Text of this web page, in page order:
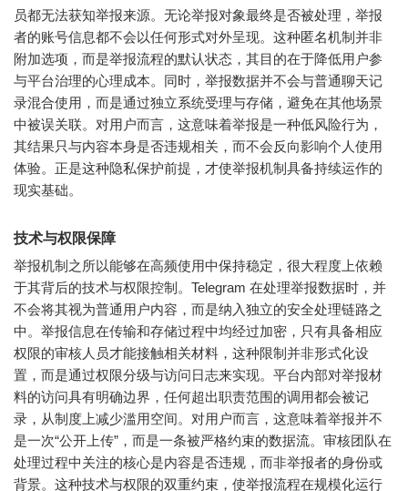
员都无法获知举报来源。无论举报对象最终是否被处理，举报
者的账号信息都不会以任何形式对外呈现。这种匿名机制并非
附加选项，而是举报流程的默认状态，其目的在于降低用户参
与平台治理的心理成本。同时，举报数据并不会与普通聊天记
录混合使用，而是通过独立系统受理与存储，避免在其他场景
中被误关联。对用户而言，这意味着举报是一种低风险行为，
其结果只与内容本身是否违规相关，而不会反向影响个人使用
体验。正是这种隐私保护前提，才使举报机制具备持续运作的
现实基础。
技术与权限保障
举报机制之所以能够在高频使用中保持稳定，很大程度上依赖
于其背后的技术与权限控制。Telegram 在处理举报数据时，并
不会将其视为普通用户内容，而是纳入独立的安全处理链路之
中。举报信息在传输和存储过程中均经过加密，只有具备相应
权限的审核人员才能接触相关材料，这种限制并非形式化设
置，而是通过权限分级与访问日志来实现。平台内部对举报材
料的访问具有明确边界，任何超出职责范围的调用都会被记
录，从制度上减少滥用空间。对用户而言，这意味着举报并不
是一次“公开上传”，而是一条被严格约束的数据流。审核团队在
处理过程中关注的核心是内容是否违规，而非举报者的身份或
背景。这种技术与权限的双重约束，使举报流程在规模化运行